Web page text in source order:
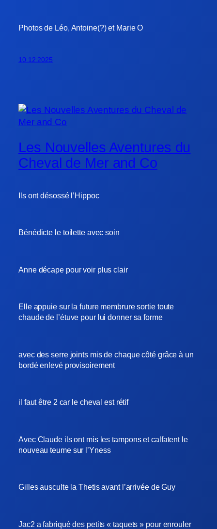
Photos de Léo, Antoine(?) et Marie O
10.12.2025
Les Nouvelles Aventures du
Cheval de Mer and Co
Ils ont désossé l’Hippoc
Bénédicte le toilette avec soin
Anne décape pour voir plus clair
Elle appuie sur la future membrure sortie toute
chaude de l’étuve pour lui donner sa forme
avec des serre joints mis de chaque côté grâce à un
bordé enlevé provisoirement
il faut être 2 car le cheval est rétif
Avec Claude ils ont mis les tampons et calfatent le
nouveau teume sur l’Yness
Gilles ausculte la Thetis avant l’arrivée de Guy
Jac2 a fabriqué des petits « taquets » pour enrouler